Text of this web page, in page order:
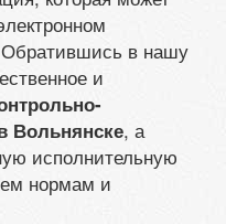
Обратившись в нашу
и
Вольнянске, а
исполнительную
нормам и